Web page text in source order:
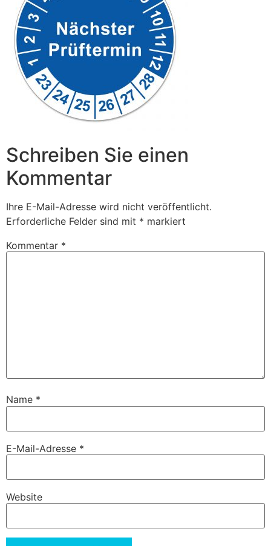
Schreiben Sie einen
Kommentar
Ihre E-Mail-Adresse wird nicht veröffentlicht.
Erforderliche Felder sind mit * markiert
Kommentar *
Name *
E-Mail-Adresse *
Website